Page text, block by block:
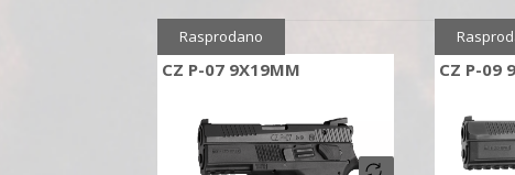
CZ P-07 9X19MM
Rasprodano
CZ P-09